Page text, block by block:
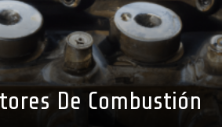
De Combustión